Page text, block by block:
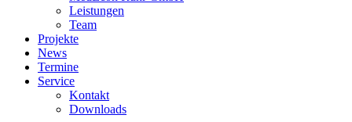
Leistungen
Team
Projekte
News
Termine
Service
Kontakt
Downloads